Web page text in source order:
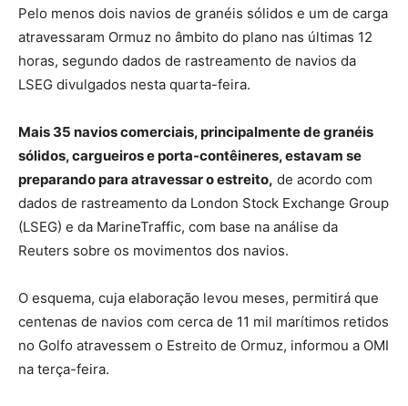
Pelo menos dois navios de granéis sólidos e um de carga
atravessaram Ormuz no âmbito do plano nas últimas 12
horas, segundo dados de rastreamento de navios da
LSEG divulgados nesta quarta-feira.
Mais 35 navios comerciais, principalmente de granéis
sólidos, cargueiros e porta-contêineres, estavam se
preparando para atravessar o estreito, de acordo com
dados de rastreamento da London Stock Exchange Group
(LSEG) e da MarineTraffic, com base na análise da
Reuters sobre os movimentos dos navios.
O esquema, cuja elaboração levou meses, permitirá que
centenas de navios com cerca de 11 mil marítimos retidos
no Golfo atravessem o Estreito de Ormuz, informou a OMI
na terça-feira.